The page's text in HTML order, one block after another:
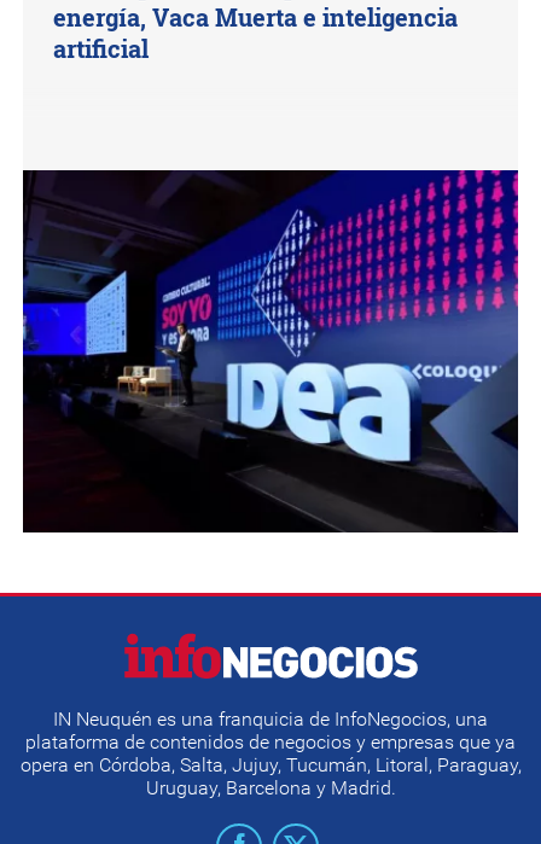
energía, Vaca Muerta e inteligencia
artificial
IN Neuquén es una franquicia de InfoNegocios, una
plataforma de contenidos de negocios y empresas que ya
opera en Córdoba, Salta, Jujuy, Tucumán, Litoral, Paraguay,
Uruguay, Barcelona y Madrid.